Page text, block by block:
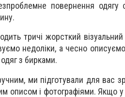
повернення одягу
тричі жорсткий
недоліки, а чесно описуємо
з бирками.
ми підготували для вас
описом і фотографіями. Якщо